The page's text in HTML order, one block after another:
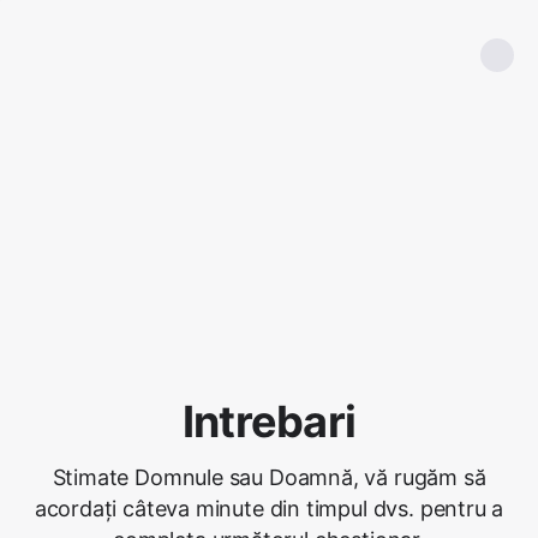
Intrebari
Stimate Domnule sau Doamnă, vă rugăm să
acordați câteva minute din timpul dvs. pentru a